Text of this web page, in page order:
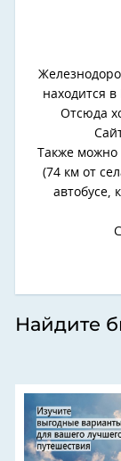
находится
Отсюда
Также можно
(74 км от
автобусе,
Найдите